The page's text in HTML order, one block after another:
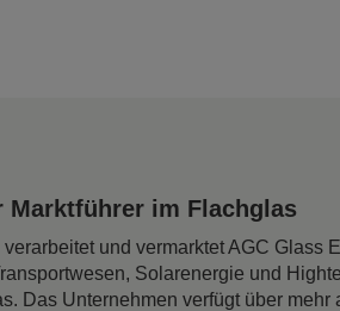
Marktführer im Flachglas
und vermarktet AGC
Solarenergie und
Das Unternehmen verfügt über